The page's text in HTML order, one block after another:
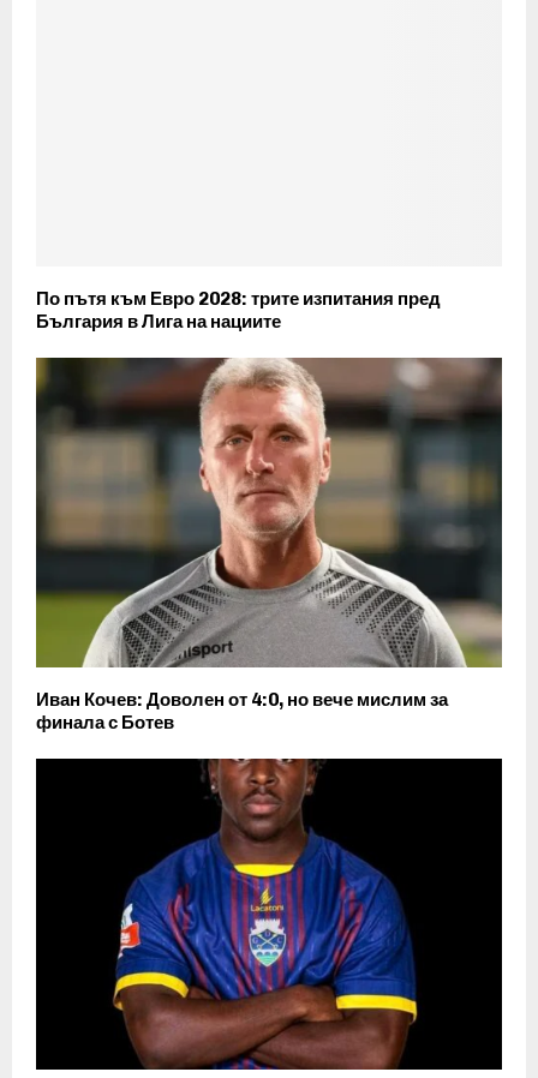
По пътя към Евро 2028: трите изпитания пред
България в Лига на нациите
Иван Кочев: Доволен от 4:0, но вече мислим за
финала с Ботев